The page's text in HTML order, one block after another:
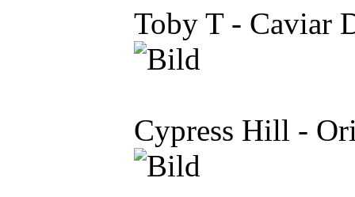
Toby T - Caviar
Cypress Hill -